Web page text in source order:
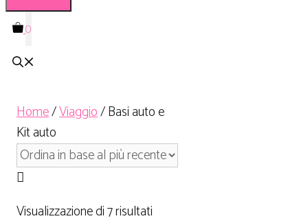
0
Home/Viaggio/ Basi auto e
Kit auto
Visualizzazione di 7 risultati